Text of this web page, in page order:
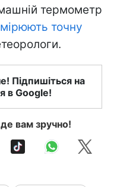
термометр
точну
Підпишіться на
в Google!
вам зручно!